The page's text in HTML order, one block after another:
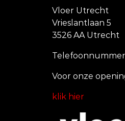
Vloer Utrecht
Vrieslantlaan 5
3526 AA Utrecht
Voor onze
klik hier